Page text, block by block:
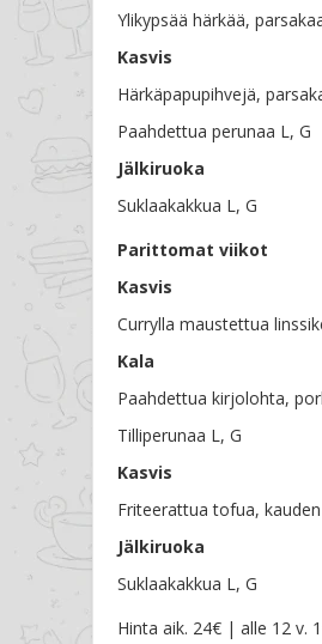
Ylikypsää härkää,
Kasvis
Härkäpapupihvejä,
Paahdettua perunaa L, G
Jälkiruoka
Suklaakakkua L, G
Parittomat viikot
Kasvis
Currylla maustettua
Kala
Paahdettua kirjolohta,
Tilliperunaa L, G
Kasvis
Friteerattua tofua,
Jälkiruoka
Suklaakakkua L, G
Hinta aik. 24€ | alle 12 v.